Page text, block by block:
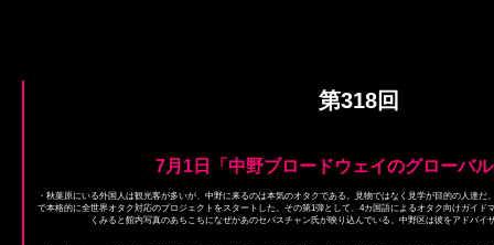
第318回
7月1日「中野ブロードウェイのグローバ
・秋葉原にいる外国人は観光客が多いが、中野に来るのは本気のオタクである。見物ではなく見学が目的の人達だ
で本格的に全世界オタク対応のプロジェクトをスタートした。その第1弾として、4カ国語によるオタク向けガイド
くみると館内写真のあちこちになぜかあのセバスチャン氏が映り込んでいる。中野区は彼をアドバイ